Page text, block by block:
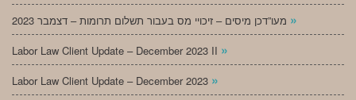
»
Labor Law Client Update – December 2023 II »
Labor Law Client Update – December 2023 »